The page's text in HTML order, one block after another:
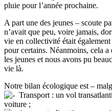
pluie pour l’année prochaine.
A part une des jeunes – scoute
n’avait que peu, voire jamais,
vie en collectivité était également
pour certains. Néanmoins, cela
les jeunes et nous avons pu
vie là.
Notre bilan écologique est –
Transport : un vol
voiture ;